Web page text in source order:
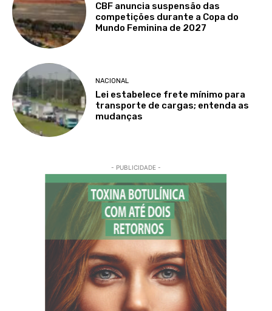
CBF anuncia suspensão das
competições durante a Copa do
Mundo Feminina de 2027
NACIONAL
Lei estabelece frete mínimo para
transporte de cargas; entenda as
mudanças
- PUBLICIDADE -